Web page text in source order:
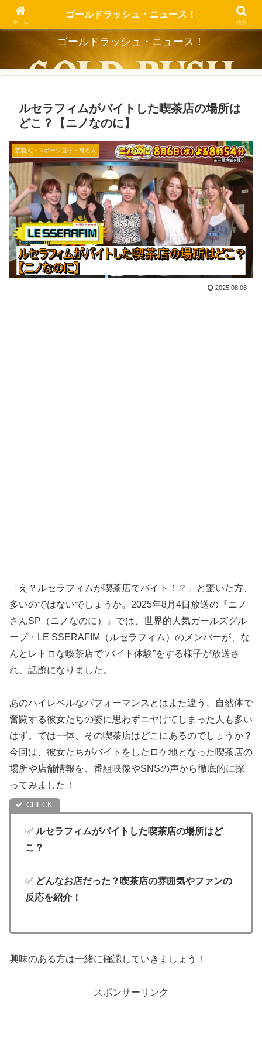
Dig the Trend, Strike the Gold.
ゴールドラッシュ・ニュース！
ルセラフィムがバイトした喫茶店の場所は
どこ？【ニノなのに】
芸能人・スポーツ選手・有名人
2025.08.06
「え？ルセラフィムが喫茶店でバイト！？」と驚いた方、
多いのではないでしょうか。2025年8月4日放送の『ニノ
さんSP（ニノなのに）』では、世界的人気ガールズグル
ープ・LE SSERAFIM（ルセラフィム）のメンバーが、な
んとレトロな喫茶店で“バイト体験”をする様子が放送さ
れ、話題になりました。
あのハイレベルなパフォーマンスとはまた違う、自然体で
奮闘する彼女たちの姿に思わずニヤけてしまった人も多い
はず。では一体、その喫茶店はどこにあるのでしょうか？
今回は、彼女たちがバイトをしたロケ地となった喫茶店の
場所や店舗情報を、番組映像やSNSの声から徹底的に探
ってみました！
✅ ルセラフィムがバイトした喫茶店の場所はど
こ？
✅ どんなお店だった？喫茶店の雰囲気やファンの
反応を紹介！
興味のある方は一緒に確認していきましょう！
スポンサーリンク
ホーム
ゴールドラッシュ・ニュース！
検索